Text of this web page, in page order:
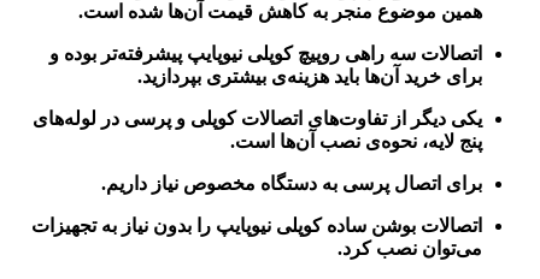
همین موضوع منجر به کاهش قیمت آن‌ها شده است.
اتصالات سه راهی روپیچ کوپلی نیوپایپ پیشرفته‌تر بوده و
برای خرید آن‌ها باید هزینه‌ی بیشتری بپردازید.
یکی دیگر از تفاوت‌های اتصالات کوپلی و پرسی در لوله‌های
پنج لایه، نحوه‌ی نصب آن‌ها است.
برای اتصال پرسی به دستگاه مخصوص نیاز داریم.
اتصالات بوشن ساده کوپلی نیوپایپ را بدون نیاز به تجهیزات
می‌توان نصب کرد.